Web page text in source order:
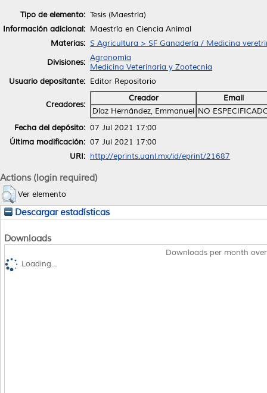
Tipo de elemento: Tesis (Maestría)
Información adicional: Maestría en Ciencia Animal
Materias: S Agricultura > SF Ganadería / Medicina
Divisiones: Agronomía
Medicina Veterinaria y Zootecnia
Usuario depositante: Editor Repositorio
Creadores:
Creador
Email
Díaz Hernández, Emmanuel NO
Fecha del depósito: 07 Jul 2021 17:00
Última modificación: 07 Jul 2021 17:00
URI: http://eprints.uanl.mx/id/eprint/21687
Actions (login required)
Ver elemento
Descargar estadísticas
Downloads
Downloads per month
Loading...